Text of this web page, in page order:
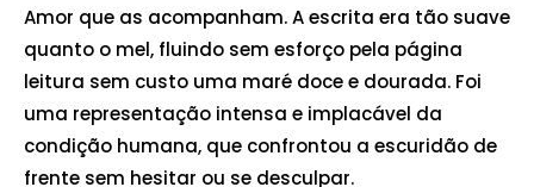
Amor que as acompanham. A escrita era tão suave
quanto o mel, fluindo sem esforço pela página
leitura sem custo uma maré doce e dourada. Foi
uma representação intensa e implacável da
condição humana, que confrontou a escuridão de
frente sem hesitar ou se desculpar.